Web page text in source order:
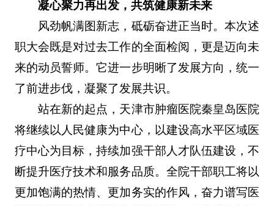
凝心聚力再出发，共筑健康新未来
风劲帆满图新志，砥砺奋进正当时。本次述
职大会既是对过去工作的全面检阅，更是迈向未
来的动员誓师。它进一步明晰了发展方向，统一
了前进步伐，凝聚了发展共识。
站在新的起点，天津市肿瘤医院秦皇岛医院
将继续以人民健康为中心，以建设高水平区域医
疗中心为目标，持续加强干部人才队伍建设，不
断提升医疗技术和服务品质。全院干部职工将以
更加饱满的热情、更加务实的作风，奋力谱写医